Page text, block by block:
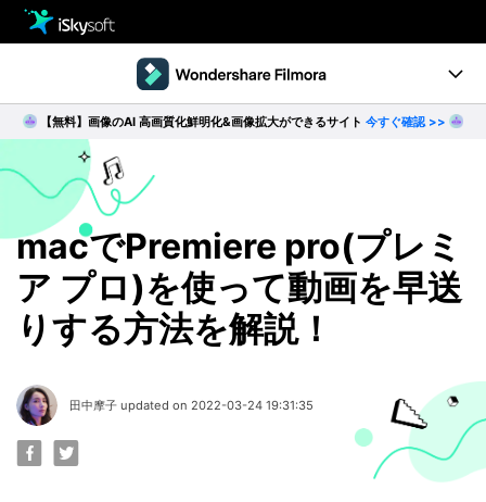
Utility
製品活用事例
ストア
ダウンロード
サポート
製品ページ
Filmstock
操作ガイド
動作環境
動画編集の基本とコツ
無料ダウンロード
【無料】画像のAI 高画質化鮮明化&画像拡大ができるサイト 今すぐ確認 >>
macでPremiere pro(プレミ
ア プロ)を使って動画を早送
りする方法を解説！
田中摩子 updated on 2022-03-24 19:31:35